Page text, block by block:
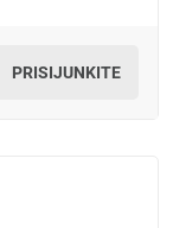
PRISIJUNKITE